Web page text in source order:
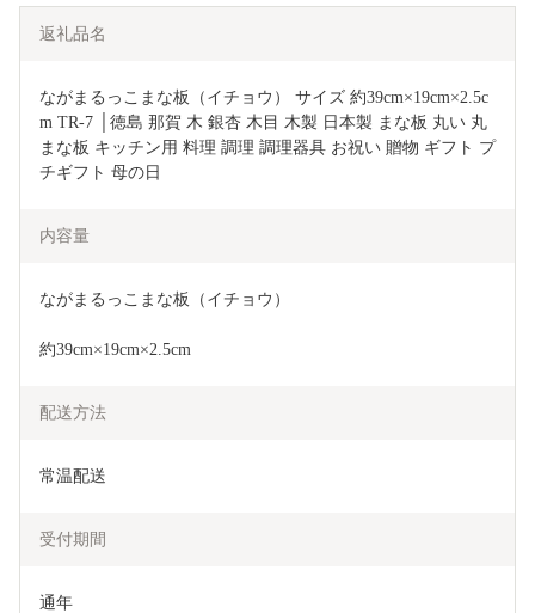
返礼品名
ながまるっこまな板（イチョウ） サイズ 約39cm×19cm×2.5c
m TR-7 │徳島 那賀 木 銀杏 木目 木製 日本製 まな板 丸い 丸
まな板 キッチン用 料理 調理 調理器具 お祝い 贈物 ギフト プ
チギフト 母の日
内容量
ながまるっこまな板（イチョウ）
約39cm×19cm×2.5cm
配送方法
常温配送
受付期間
通年